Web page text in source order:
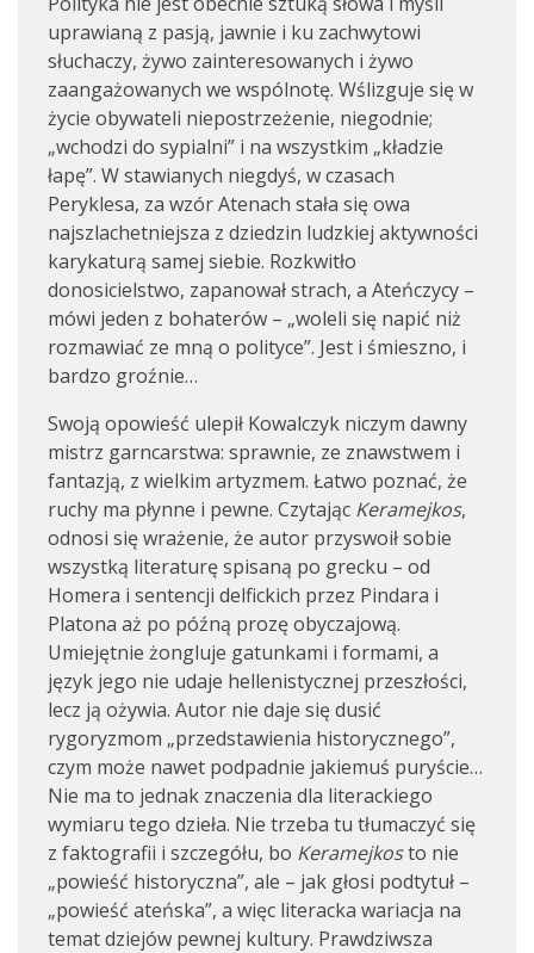
uprawianą z pasją, jawnie i ku zachwytowi
słuchaczy, żywo zainteresowanych i żywo
zaangażowanych we wspólnotę. Wślizguje się w
życie obywateli niepostrzeżenie, niegodnie;
„wchodzi do sypialni” i na wszystkim „kładzie
łapę”. W stawianych niegdyś, w czasach
Peryklesa, za wzór Atenach stała się owa
najszlachetniejsza z dziedzin ludzkiej aktywności
karykaturą samej siebie. Rozkwitło
donosicielstwo, zapanował strach, a Ateńczycy –
mówi jeden z bohaterów – „woleli się napić niż
rozmawiać ze mną o polityce”. Jest i śmieszno, i
bardzo groźnie…
Swoją opowieść ulepił Kowalczyk niczym dawny
mistrz garncarstwa: sprawnie, ze znawstwem i
fantazją, z wielkim artyzmem. Łatwo poznać, że
ruchy ma płynne i pewne. Czytając Keramejkos,
odnosi się wrażenie, że autor przyswoił sobie
wszystką literaturę spisaną po grecku – od
Homera i sentencji delfickich przez Pindara i
Platona aż po późną prozę obyczajową.
Umiejętnie żongluje gatunkami i formami, a
język jego nie udaje hellenistycznej przeszłości,
lecz ją ożywia. Autor nie daje się dusić
rygoryzmom „przedstawienia historycznego”,
czym może nawet podpadnie jakiemuś puryście…
Nie ma to jednak znaczenia dla literackiego
wymiaru tego dzieła. Nie trzeba tu tłumaczyć się
z faktografii i szczegółu, bo Keramejkosto nie
„powieść historyczna”, ale – jak głosi podtytuł –
„powieść ateńska”, a więc literacka wariacja na
temat dziejów pewnej kultury. Prawdziwsza